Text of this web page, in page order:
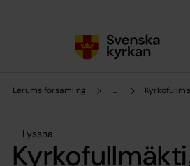
Lerums församling ...
Lyssna